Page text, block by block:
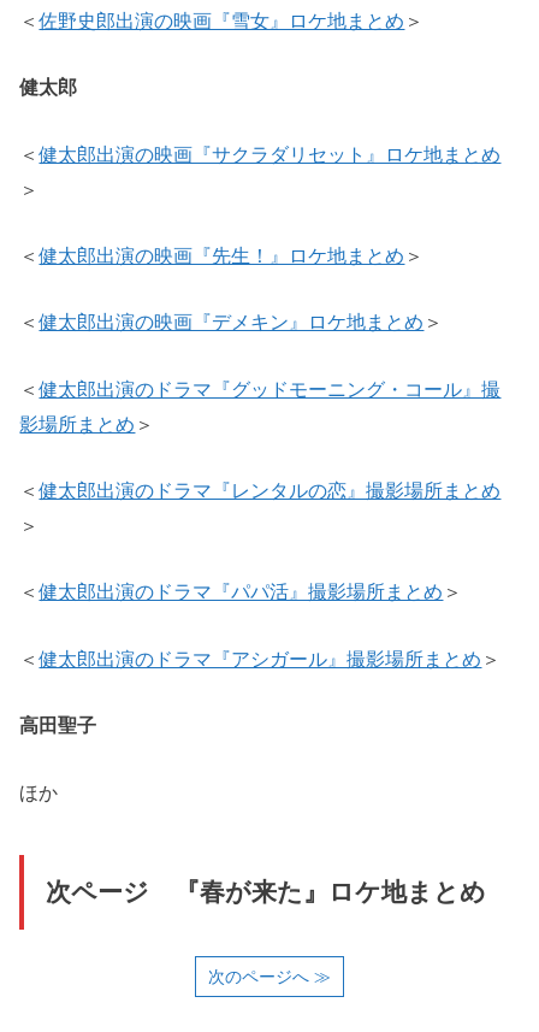
＜佐野史郎出演の映画『雪女』ロケ地まとめ ＞
健太郎
＜健太郎出演の映画『サクラダリセット』ロケ地まとめ
＞
＜健太郎出演の映画『先生！』ロケ地まとめ ＞
＜健太郎出演の映画『デメキン』ロケ地まとめ ＞
＜健太郎出演のドラマ『グッドモーニング・コール』撮
影場所まとめ ＞
＜健太郎出演のドラマ『レンタルの恋』撮影場所まとめ
＞
＜健太郎出演のドラマ『パパ活』撮影場所まとめ ＞
＜健太郎出演のドラマ『アシガール』撮影場所まとめ ＞
高田聖子
ほか
次ページ 『春が来た』ロケ地まとめ
次のページへ ≫